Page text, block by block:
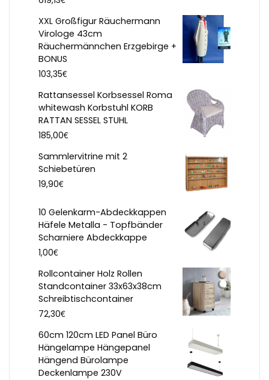
XXL Großfigur Räuchermann
Virologe 43cm
Räuchermännchen Erzgebirge +
BONUS
103,35€
Rattansessel Korbsessel Roma
whitewash Korbstuhl KORB
RATTAN SESSEL STUHL
185,00€
Sammlervitrine mit 2
Schiebetüren
19,90€
10 Gelenkarm-Abdeckkappen
Häfele Metalla - Topfbänder
Scharniere Abdeckkappe
1,00€
Rollcontainer Holz Rollen
Standcontainer 33x63x38cm
Schreibtischcontainer
72,30€
60cm 120cm LED Panel Büro
Hängelampe Hängepanel
Hängend Bürolampe
Deckenlampe 230V